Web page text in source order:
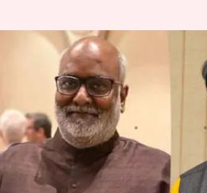
MM Keeravani-
మురళీ మోహన్
ఎంఎం కీరవాణి
వ్రాసిన వారు Jayachandra Akuri
ఈ వార్తాకథనం ఏంటి